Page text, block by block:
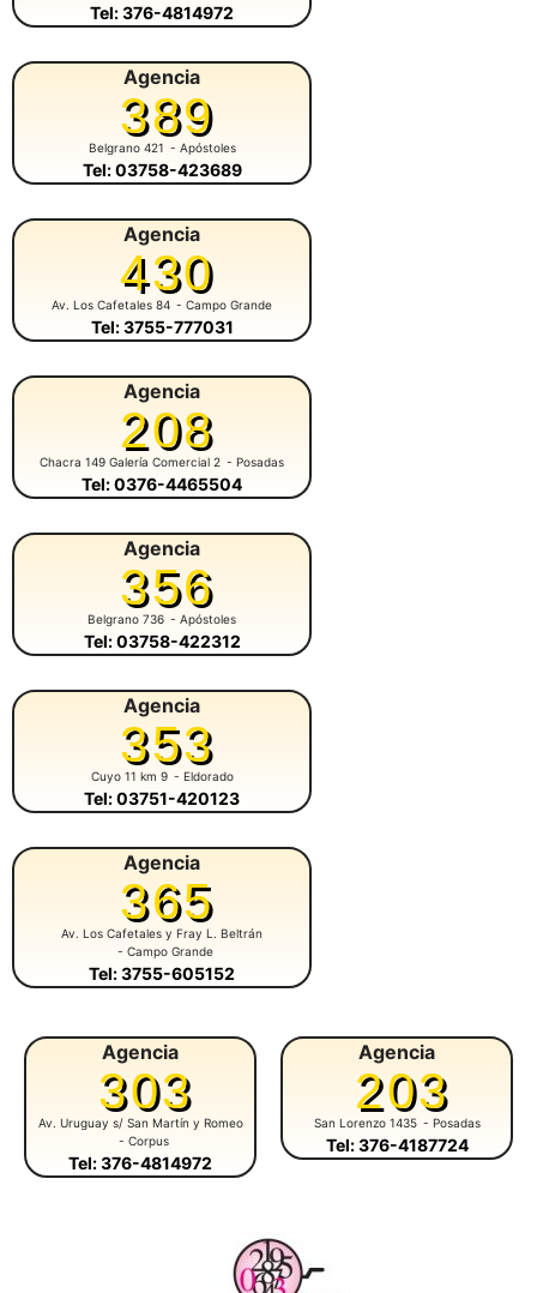
Tel: 376-4814972
Agencia
389
Belgrano 421 - Apóstoles
Tel: 03758-423689
Agencia
430
Av. Los Cafetales 84 - Campo Grande
Tel: 3755-777031
Agencia
208
Chacra 149 Galería Comercial 2 - Posadas
Tel: 0376-4465504
Agencia
356
Belgrano 736 - Apóstoles
Tel: 03758-422312
Agencia
353
Cuyo 11 km 9 - Eldorado
Tel: 03751-420123
Agencia
365
Av. Los Cafetales y Fray L. Beltrán
- Campo Grande
Tel: 3755-605152
Agencia
303
Av. Uruguay s/ San Martín y Romeo
- Corpus
Tel: 376-4814972
Agencia
203
San Lorenzo 1435 - Posadas
Tel: 376-4187724